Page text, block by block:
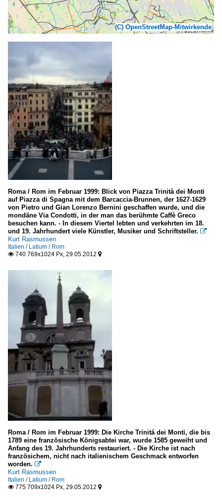
(C) OpenStreetMap-Mitwirkende
Roma / Rom im Februar 1999: Blick von Piazza Trinità dei Monti
auf Piazza di Spagna mit dem Barcaccia-Brunnen, der 1627-1629
von Pietro und Gian Lorenzo Bernini geschaffen wurde, und die
mondäne Via Condotti, in der man das berühmte Caffè Greco
besuchen kann. - In diesem Viertel lebten und verkehrten im 18.
und 19. Jahrhundert viele Künstler, Musiker und Schriftsteller. 
Kurt Rasmussen
Italien / Latium / Rom
 740 769x1024 Px, 29.05.2012 
Roma / Rom im Februar 1999: Die Kirche Trinitá dei Monti, die bis
1789 eine französische Königsabtei war, wurde 1585 geweiht und
Anfang des 19. Jahrhunderts restauriert. - Die Kirche ist nach
französichem, nicht nach italienischem Geschmack entworfen
worden. 
Kurt Rasmussen
Italien / Latium / Rom
 775 709x1024 Px, 29.05.2012 